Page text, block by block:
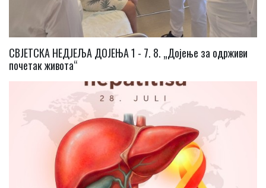
СВЈЕТСКА НЕДЈЕЉА ДОЈЕЊА 1 - 7. 8. „Дојење за одрживи
почетак живота“